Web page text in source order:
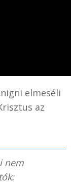
elmeséli
az
nem